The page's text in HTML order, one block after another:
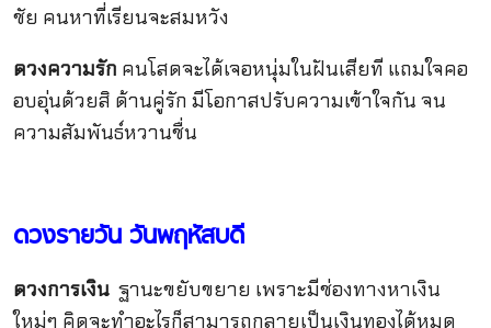
ชัย คนหาที่เรียนจะสมหวัง
ดวงความรัก คนโสดจะได้เจอหนุ่มในฝันเสียที แถมใจคอ
อบอุ่นด้วยสิ ด้านคู่รัก มีโอกาสปรับความเข้าใจกัน จน
ความสัมพันธ์หวานชื่น
ดวงรายวัน วันพฤหัสบดี
ดวงการเงินฐานะขยับขยาย เพราะมีช่องทางหาเงิน
ใหม่ๆ คิดจะทำอะไรก็สามารถกลายเป็นเงินทองได้หมด